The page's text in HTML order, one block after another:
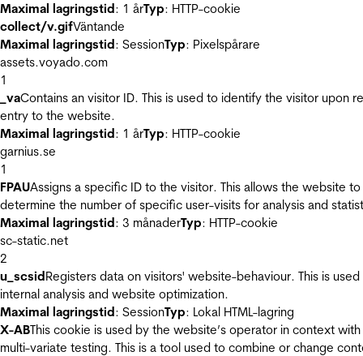
Maximal lagringstid: 1 årTyp: HTTP-cookie
collect/v.gifVäntande
Maximal lagringstid: SessionTyp: Pixelspårare
assets.voyado.com
1
_vaContains an visitor ID. This is used to identify the visitor upon
entry to the website.
Maximal lagringstid: 1 årTyp: HTTP-cookie
garnius.se
1
FPAUAssigns a specific ID to the visitor. This allows the website to
determine the number of specific user-visits for analysis and
Maximal lagringstid: 3 månaderTyp: HTTP-cookie
sc-static.net
2
u_scsidRegisters data on visitors' website-behaviour. This is
internal analysis and website optimization.
Maximal lagringstid: SessionTyp: Lokal HTML-lagring
X-ABThis cookie is used by the website’s operator in context with
multi-variate testing. This is a tool used to combine or change